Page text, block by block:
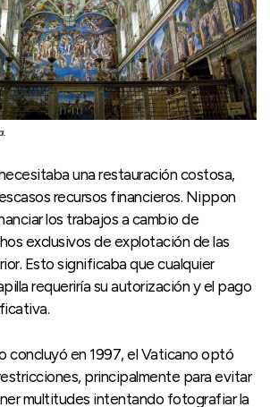
una restauración costosa,
recursos financieros. Nippon
los trabajos a cambio de
exclusivos de explotación de las
Esto significaba que cualquier
requeriría su autorización y el pago
concluyó en 1997, el Vaticano optó
principalmente para evitar
multitudes intentando fotografiar la